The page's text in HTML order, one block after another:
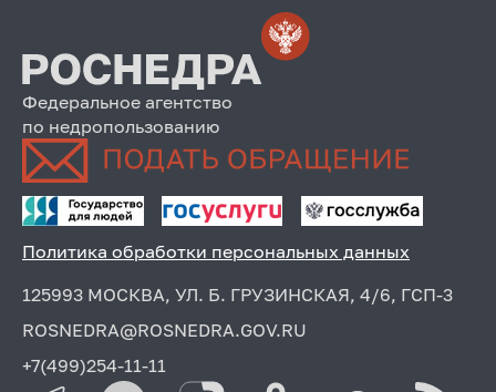
Федеральное агентство
по недропользованию
Политика обработки персональных данных
125993 МОСКВА, УЛ. Б. ГРУЗИНСКАЯ, 4/6, ГСП-3
ROSNEDRA@ROSNEDRA.GOV.RU
+7(499)254-11-11